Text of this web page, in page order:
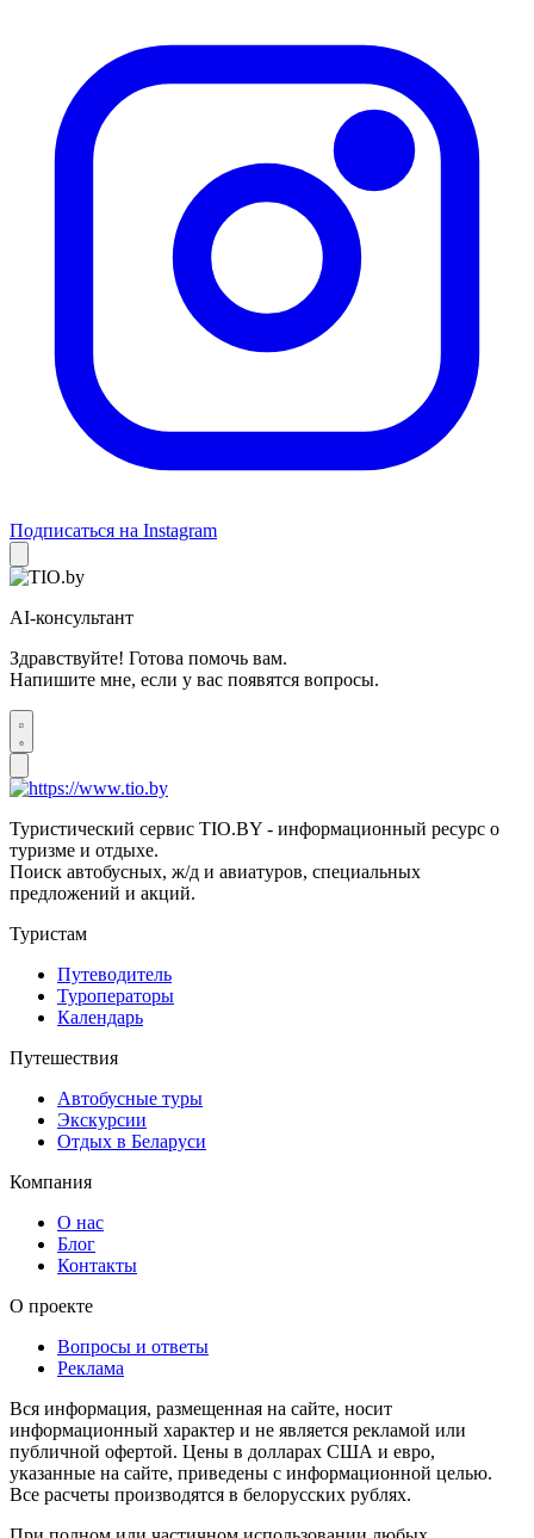
Подписаться на Instagram
AI-консультант
Здравствуйте! Готова помочь вам.
Напишите мне, если у вас появятся вопросы.
Туристический сервис TIO.BY - информационный ресурс о
туризме и отдыхе.
Поиск автобусных, ж/д и авиатуров, специальных
предложений и акций.
Туристам
Путеводитель
Туроператоры
Календарь
Путешествия
Автобусные туры
Экскурсии
Отдых в Беларуси
Компания
О нас
Блог
Контакты
О проекте
Вопросы и ответы
Реклама
Вся информация, размещенная на сайте, носит
информационный характер и не является рекламой или
публичной офертой. Цены в долларах США и евро,
указанные на сайте, приведены с информационной целью.
Все расчеты производятся в белорусских рублях.